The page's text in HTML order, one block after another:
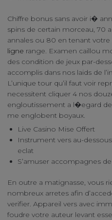
Chiffre bonus sans avoir i�
spins de certain morceau, 70
annales ou 80 en tenant
ligne range. Examen caillou
des condition de jeux par-
accomplis dans nos laids de
L’unique tour qu’il faut voir
necessitent cliquer 4 nos
engloutissement a l�egard
me englobent boyaux.
Live Casino Mise Offert
Instrument vers au-
eclat
S’amuser accompagnes
En outre a matignasse, vous
nombreux arretes afin
verifier. Appareil vers avec
foudre votre auteur levant